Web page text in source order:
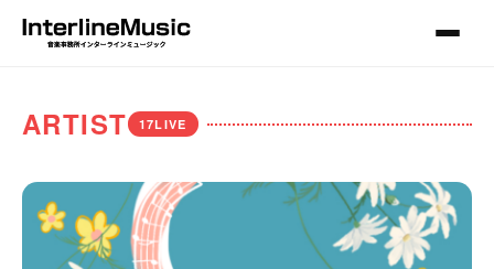
ARTIST 17LIVE